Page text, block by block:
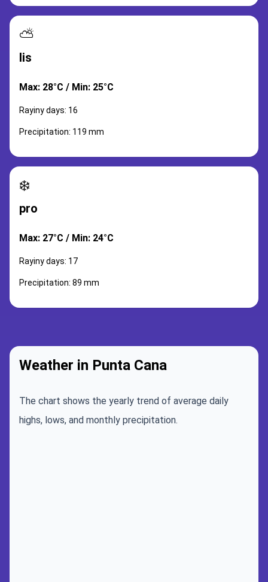
⛅
lis
Max: 28°C / Min: 25°C
Rayiny days: 16
Precipitation: 119 mm
❄️
pro
Max: 27°C / Min: 24°C
Rayiny days: 17
Precipitation: 89 mm
Weather in Punta Cana
The chart shows the yearly trend of average daily
highs, lows, and monthly precipitation.